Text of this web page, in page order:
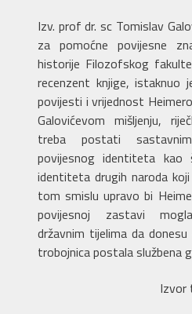
Izv. prof dr. sc Tomislav
za pomoćne povijesne
historije Filozofskog
recenzent knjige, istaknuo
povijesti i vrijednost
Galovićevom mišljenju,
treba postati
povijesnog identiteta
identiteta drugih naroda
tom smislu upravo bi
povijesnoj zastavi
državnim tijelima da
trobojnica postala službena
Izvor